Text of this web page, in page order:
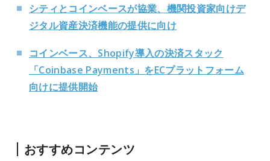
シティとコインベースが協業、機関投資家向けデ
ジタル資産決済機能の提供に向け
コインベース、Shopify導入の決済スタック
「Coinbase Payments」をECプラットフォーム
向けに提供開始
おすすめコンテンツ